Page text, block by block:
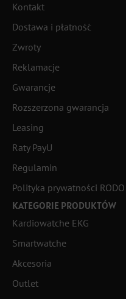
Kontakt
Dostawa i płatność
Zwroty
Reklamacje
Gwarancje
Rozszerzona gwarancja
Leasing
Raty PayU
Regulamin
Polityka prywatności RODO
KATEGORIE PRODUKTÓW
Kardiowatche EKG
Smartwatche
Akcesoria
Outlet